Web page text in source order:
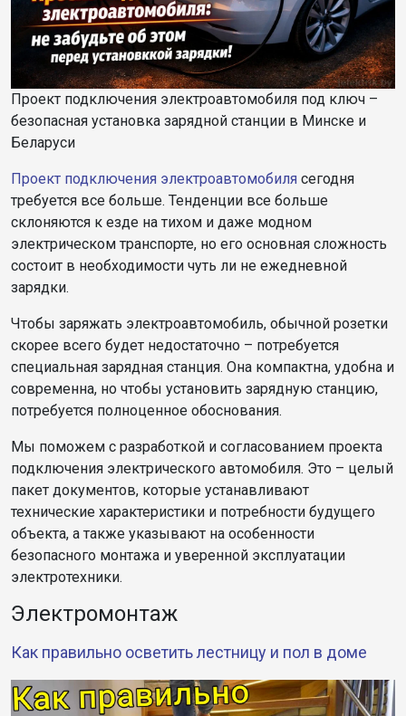
Проект подключения электроавтомобиля под ключ –
безопасная установка зарядной станции в Минске и
Беларуси
Проект подключения электроавтомобиля сегодня
требуется все больше. Тенденции все больше
склоняются к езде на тихом и даже модном
электрическом транспорте, но его основная сложность
состоит в необходимости чуть ли не ежедневной
зарядки.
Чтобы заряжать электроавтомобиль, обычной розетки
скорее всего будет недостаточно – потребуется
специальная зарядная станция. Она компактна, удобна и
современна, но чтобы установить зарядную станцию,
потребуется полноценное обоснования.
Мы поможем с разработкой и согласованием проекта
подключения электрического автомобиля. Это – целый
пакет документов, которые устанавливают
технические характеристики и потребности будущего
объекта, а также указывают на особенности
безопасного монтажа и уверенной эксплуатации
электротехники.
Электромонтаж
Как правильно осветить лестницу и пол в доме